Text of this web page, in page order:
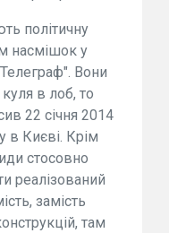
політичну
насмішок у
Вони
в лоб, то
22 січня 2014
в Києві. Крім
стосовно
реалізований
замість
там